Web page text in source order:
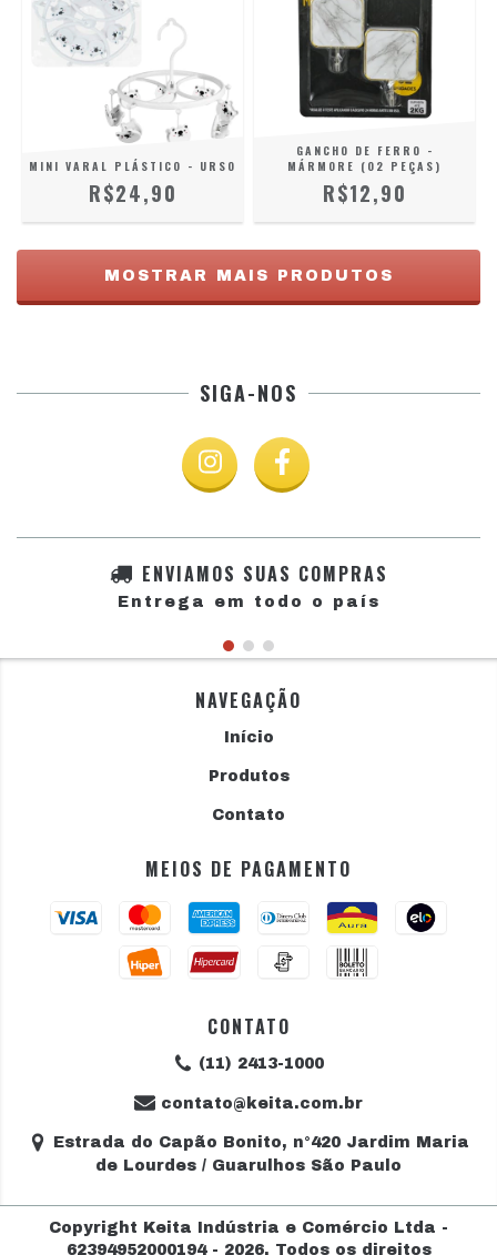
MINI VARAL PLÁSTICO - URSO
R$24,90
GANCHO DE FERRO -
MÁRMORE (02 PEÇAS)
R$12,90
MOSTRAR MAIS PRODUTOS
SIGA-NOS
ENVIAMOS SUAS COMPRAS
Entrega em todo o país
NAVEGAÇÃO
Início
Produtos
Contato
MEIOS DE PAGAMENTO
CONTATO
(11) 2413-1000
contato@keita.com.br
Estrada do Capão Bonito, n°420 Jardim Maria
de Lourdes / Guarulhos São Paulo
Copyright Keita Indústria e Comércio Ltda -
62394952000194 - 2026. Todos os direitos